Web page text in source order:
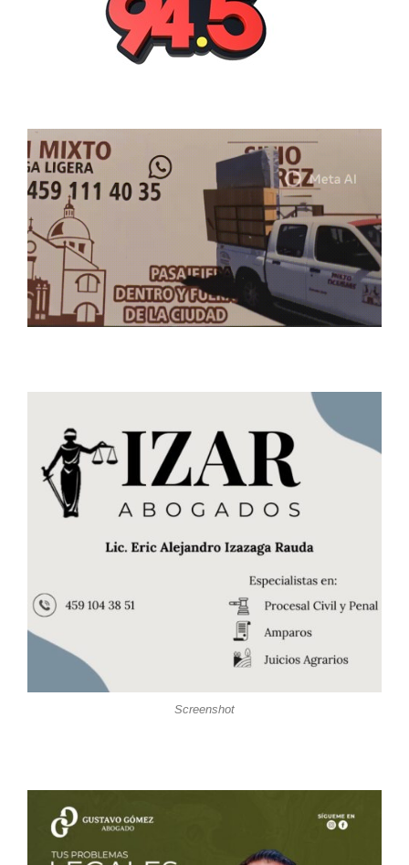
Screenshot